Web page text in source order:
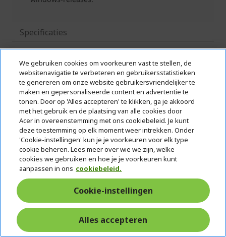
Specificaties
Verwante producten
We gebruiken Trusted Shops als een onafhankelijke dienstverlener voor
het verzamelen van beoordelingen. Trusted Shops heeft redelijke en
proportionele maatregelen genomen om te garanderen dat het om echte
recensies gaat. Meer informatie over Trusted Shops
We gebruiken cookies om voorkeuren vast te stellen, de
websitenavigatie te verbeteren en gebruikersstatistieken
te genereren om onze website gebruikersvriendelijker te
maken en gepersonaliseerde content en advertentie te
tonen. Door op 'Alles accepteren' te klikken, ga je akkoord
met het gebruik en de plaatsing van alle cookies door
Acer in overeenstemming met ons cookiebeleid. Je kunt
deze toestemming op elk moment weer intrekken. Onder
'Cookie-instellingen' kun je je voorkeuren voor elk type
cookie beheren. Lees meer over wie we zijn, welke
cookies we gebruiken en hoe je je voorkeuren kunt
aanpassen in ons cookiebeleid.
Cookie-instellingen
Alles accepteren